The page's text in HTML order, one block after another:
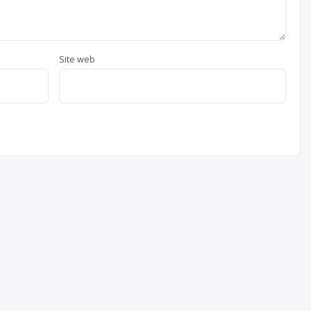
Site web